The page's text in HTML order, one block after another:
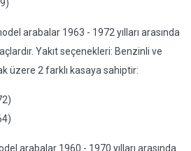
arabalar 1963 - 1972 yılları arasında
Yakıt seçenekleri: Benzinli ve
üzere 2 farklı kasaya sahiptir:
arabalar 1960 - 1970 yılları arasında